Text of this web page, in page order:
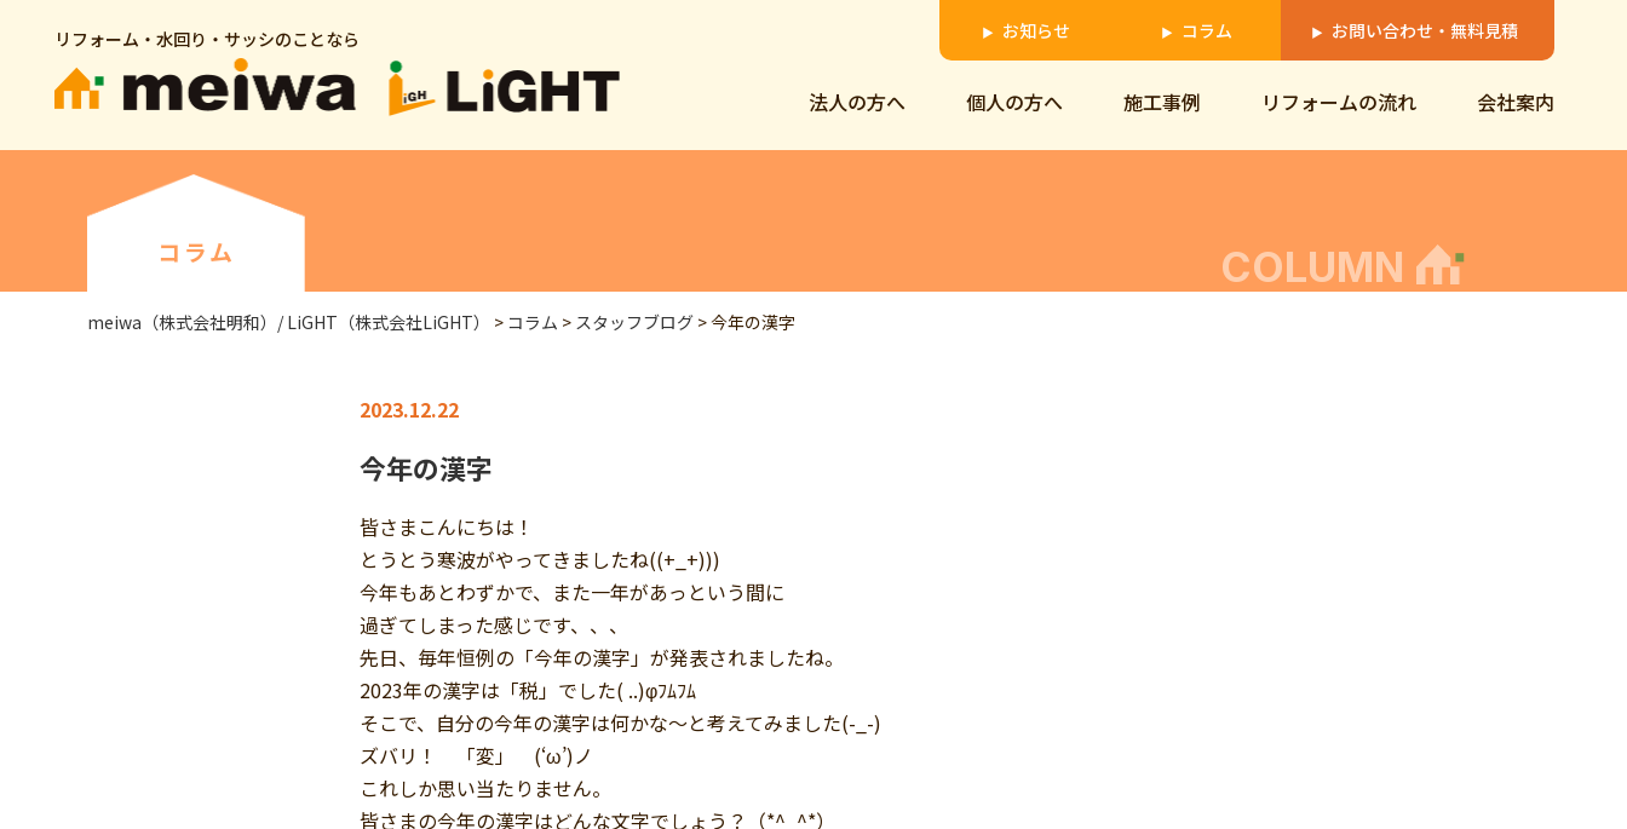
リフォーム・水回り・サッシのことなら ▶ お知らせ ▶ コラム ▶ お問い合わせ・無料見積
法人の方へ 個人の方へ 施工事例 リフォームの流れ 会社案内
コラム COLUMN
meiwa（株式会社明和）/ LiGHT（株式会社LiGHT） > コラム > スタッフブログ >今年の漢字
2023.12.22
今年の漢字
皆さまこんにちは！
とうとう寒波がやってきましたね((+_+)))
今年もあとわずかで、また一年があっという間に
過ぎてしまった感じです、、、
先日、毎年恒例の「今年の漢字」が発表されましたね。
2023年の漢字は「税」でした( ..)φﾌﾑﾌﾑ
そこで、自分の今年の漢字は何かな～と考えてみました(-_-)
ズバリ！ 「変」 (‘ω’)ノ
これしか思い当たりません。
皆さまの今年の漢字はどんな文字でしょう？（*^_^*）